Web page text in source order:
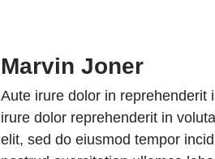
Marvin Joner
Aute irure dolor in reprehenderit
irure dolor reprehenderit in
elit, sed do eiusmod tempor